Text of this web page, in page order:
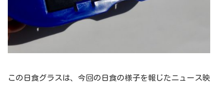
この日食グラスは、今回の日食の様子を報じたニュース映